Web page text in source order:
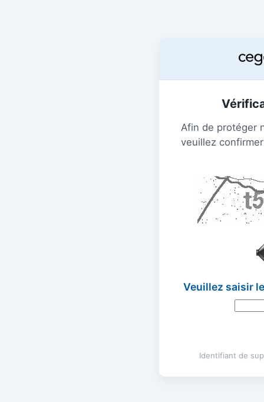
Afin de protéger
veuillez
Veuillez saisir
Identifiant de